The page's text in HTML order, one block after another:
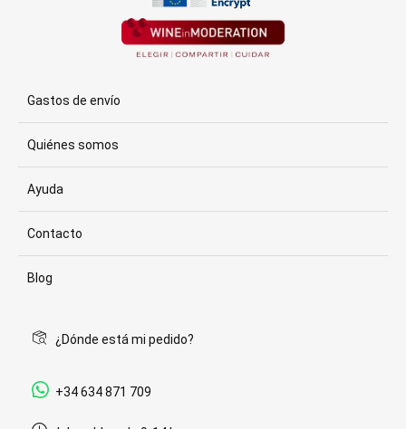
Gastos de envío
Quiénes somos
Ayuda
Contacto
Blog
¿Dónde está mi pedido?
+34 634 871 709